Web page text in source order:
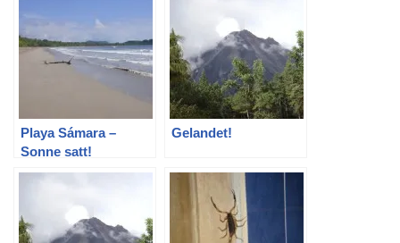
Playa Sámara –
Sonne satt!
Gelandet!